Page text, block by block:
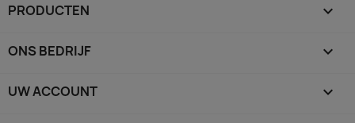
PRODUCTEN 
ONS BEDRIJF 
UW ACCOUNT 